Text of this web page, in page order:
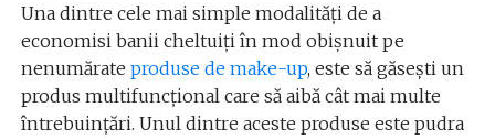
Una dintre cele mai simple modalități de a
economisi banii cheltuiți în mod obișnuit pe
nenumărate produse de make-up, este să găsești un
produs multifuncțional care să aibă cât mai multe
întrebuințări. Unul dintre aceste produse este pudra